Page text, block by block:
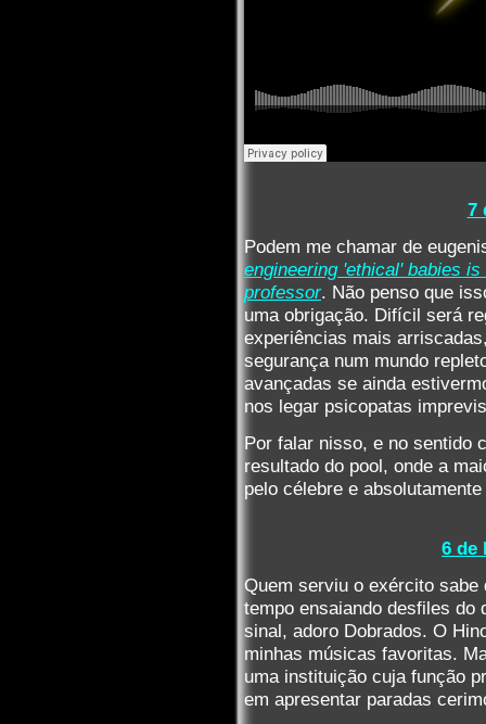
7
Podem me chamar de
engineering 'ethical' babies
professor. Não penso que
uma obrigação. Difícil será
experiências mais
segurança num mundo
avançadas se ainda
nos legar psicopatas
Por falar nisso, e no sentido
resultado do pool, onde a
pelo célebre e
6 de
Quem serviu o exército
tempo ensaiando desfiles do
sinal, adoro Dobrados. O
minhas músicas favoritas.
uma instituição cuja função
em apresentar paradas